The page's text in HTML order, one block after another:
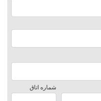
شماره اتاق